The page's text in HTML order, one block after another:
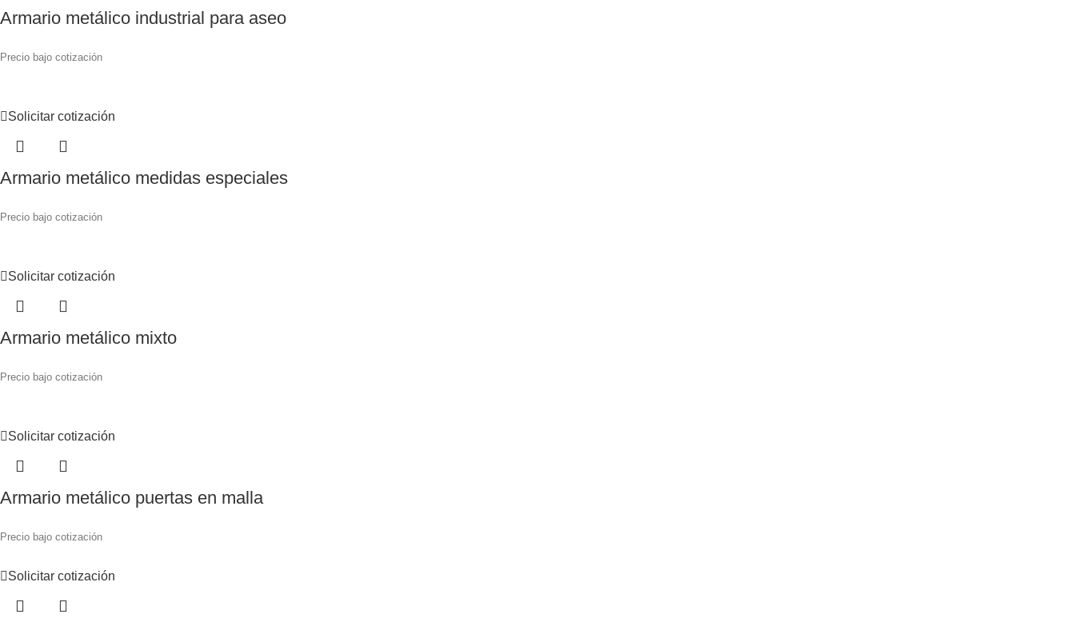
Armario metálico industrial para aseo
Precio bajo cotización
Solicitar cotización
Armario metálico medidas especiales
Precio bajo cotización
Solicitar cotización
Armario metálico mixto
Precio bajo cotización
Solicitar cotización
Armario metálico puertas en malla
Precio bajo cotización
Solicitar cotización